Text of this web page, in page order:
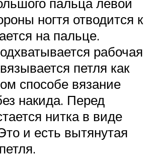
ногтя отводится к
на пальце.
рабочая
петля как
способе вязание
накида. Перед
нитка в виде
и есть вытянутая